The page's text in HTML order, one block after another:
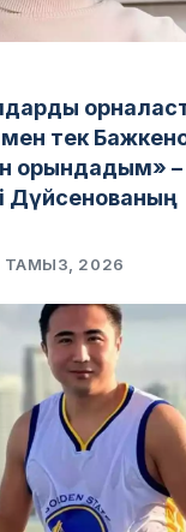
тек
орындадым» –
Дүйсенованың
ТАМЫЗ, 2026